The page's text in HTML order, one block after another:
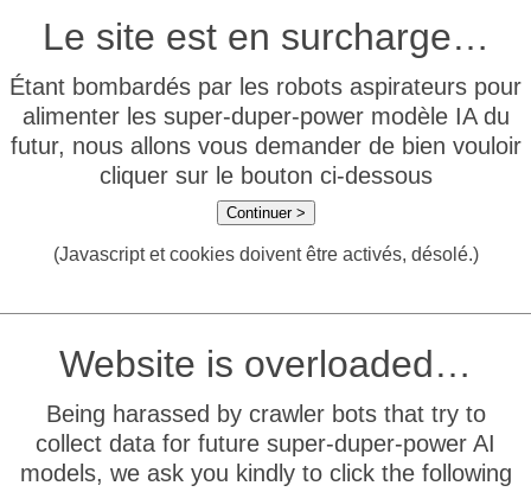
Le site est en surcharge…
Étant bombardés par les robots aspirateurs pour
alimenter les super-duper-power modèle IA du
futur, nous allons vous demander de bien vouloir
cliquer sur le bouton ci-dessous
Continuer >
(Javascript et cookies doivent être activés, désolé.)
Website is overloaded…
Being harassed by crawler bots that try to
collect data for future super-duper-power AI
models, we ask you kindly to click the following